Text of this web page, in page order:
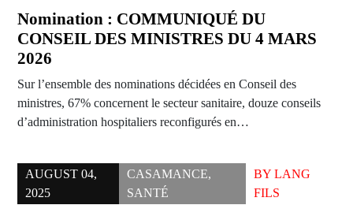
Nomination : COMMUNIQUÉ DU
CONSEIL DES MINISTRES DU 4 MARS
2026
Sur l’ensemble des nominations décidées en Conseil des
ministres, 67% concernent le secteur sanitaire, douze conseils
d’administration hospitaliers reconfigurés en…
AUGUST 04,
2025
CASAMANCE,
SANTÉ
BYLANG
FILS